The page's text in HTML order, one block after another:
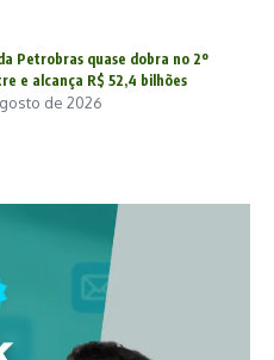
Petrobras quase dobra no 2º
e alcança R$ 52,4 bilhões
de 2026